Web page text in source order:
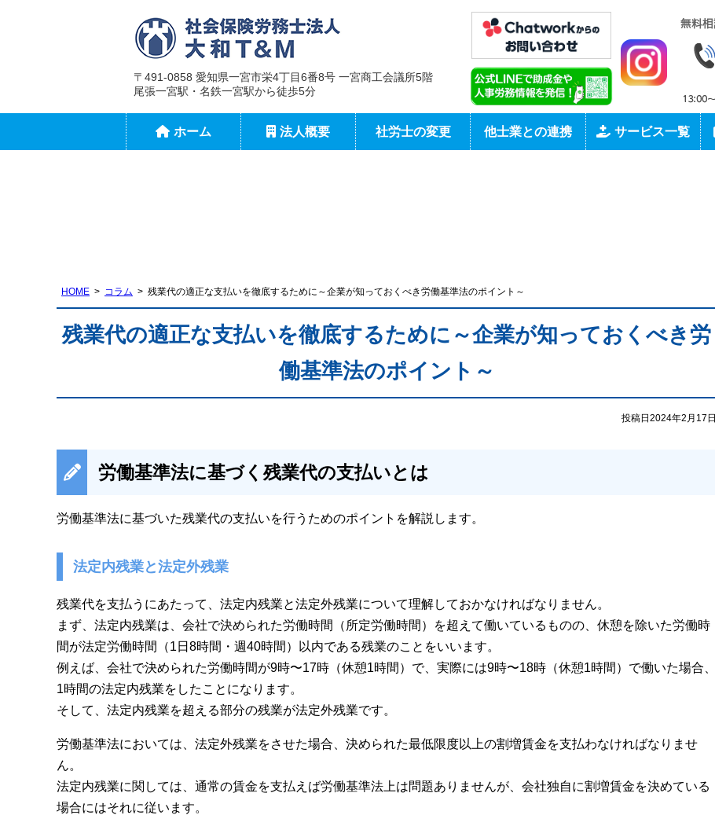
社会保険労務士法人 大和T&M
〒491-0858 愛知県一宮市栄4丁目6番8号 一宮商工会議所5階
尾張一宮駅・名鉄一宮駅から徒歩5分
ホーム 法人概要 社労士の変更 他士業との連携 サービス一覧
HOME コラム 残業代の適正な支払いを徹底するために～企業が知っておくべき労働基準法のポイント～
残業代の適正な支払いを徹底するために～企業が知っておくべき労
働基準法のポイント～
投稿日2024年2月17日
労働基準法に基づく残業代の支払いとは
労働基準法に基づいた残業代の支払いを行うためのポイントを解説します。
法定内残業と法定外残業
残業代を支払うにあたって、法定内残業と法定外残業について理解しておかなければなりません。
まず、法定内残業は、会社で決められた労働時間（所定労働時間）を超えて働いているものの、休憩を除いた労働時
間が法定労働時間（1日8時間・週40時間）以内である残業のことをいいます。
例えば、会社で決められた労働時間が9時〜17時（休憩1時間）で、実際には9時〜18時（休憩1時間）で働いた場合、
1時間の法定内残業をしたことになります。
そして、法定内残業を超える部分の残業が法定外残業です。
労働基準法においては、法定外残業をさせた場合、決められた最低限度以上の割増賃金を支払わなければなりませ
ん。
法定内残業に関しては、通常の賃金を支払えば労働基準法上は問題ありませんが、会社独自に割増賃金を決めている
場合にはそれに従います。